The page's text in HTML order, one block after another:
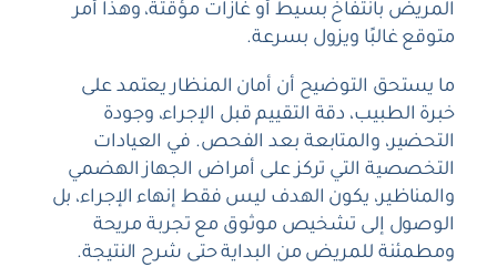
المريض بانتفاخ بسيط أو غازات مؤقتة، وهذا أمر
متوقع غالبًا ويزول بسرعة.
ما يستحق التوضيح أن أمان المنظار يعتمد على
خبرة الطبيب، دقة التقييم قبل الإجراء، وجودة
التحضير، والمتابعة بعد الفحص. في العيادات
التخصصية التي تركز على أمراض الجهاز الهضمي
والمناظير، يكون الهدف ليس فقط إنهاء الإجراء، بل
الوصول إلى تشخيص موثوق مع تجربة مريحة
ومطمئنة للمريض من البداية حتى شرح النتيجة.